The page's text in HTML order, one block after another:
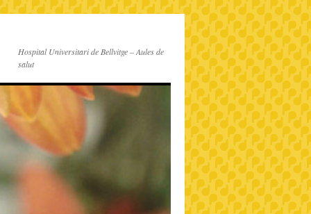
Hospital Universitari de Bellvitge – Aules de
salut